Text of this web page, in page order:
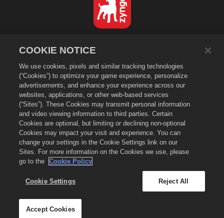
Politique de confidentialité
Conditions d'utilisation
Ne pas vendre ou partager mes données personnelles
Politique de cookies
Politique de remboursement
Assistance de la boutique
Assistance du jeu
Paramètres des cookies
2026Zynga, Inc. Merge Dragons! et le logo Merge Dragons! sont des
marques de commerce de Zynga, Inc. Tous droits réservés. La boutique
Merge Dragons! est gérée par Zynga, Inc. Les offres ne sont valables que
dans le jeu Merge Dragons! La disponibilité et la tarification des offres
varient selon les régions.
COOKIE NOTICE
We use cookies, pixels and similar tracking technologies
(“Cookies”) to optimize your game experience, personalize
advertisements, and enhance your experience across our
websites, applications, or other web-based services
(“Sites”). These Cookies may transmit personal information
and video viewing information to third parties. Certain
Cookies are optional, but limiting or declining non-optional
Cookies may impact your visit and experience. You can
change your settings in the Cookie Settings link on our
Sites. For more information on the Cookies we use, please
go to the
Cookie Policy
Cookie Settings Reject All
Accept Cookies